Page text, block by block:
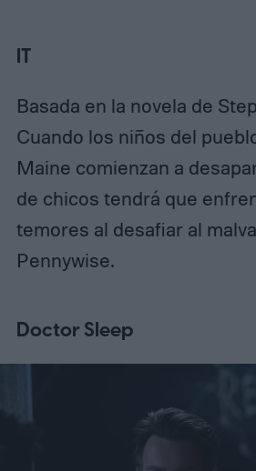
IT
Basada en la novela de
Cuando los niños del
Maine comienzan a
de chicos tendrá que
temores al desafiar al
Pennywise.
Doctor Sleep